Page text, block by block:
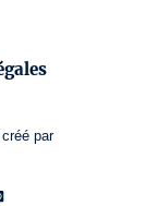
créé par